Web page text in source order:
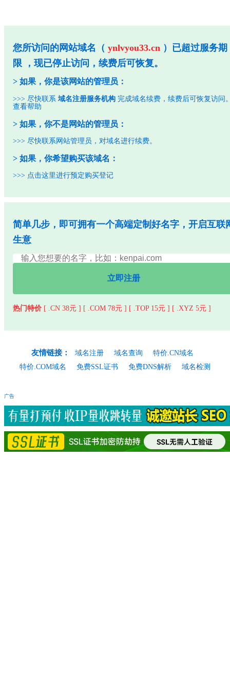
您所访问的网站域名（ynlvyou33.cn ）已超过服务期
限 ，现已停止访问，续费后可恢复。
> 如果，你是该网站的管理员：
>>> 尽快联系域名注册服务机构 完成域名续费，续费后可恢复访问
查看帮助
> 如果，你不是网站的管理员：
>>> 尽快联系网站管理员，对域名进行续费。
> 如果，你希望购买该域名：
>>> 点击这里进行预定购买登记
简单几步，即可拥有一个高端定制好名字，开启互联
生意
立即注册
热门特价 [ .CN 38元 ] [ .COM 78元 ] [ .TOP 15元 ] [ .XYZ 5元 ]
友情链接： 域名注册 域名查询
特价.CN域名
特价.COM域名
免费SSL证书 免费DNS解析 域名检测
广告